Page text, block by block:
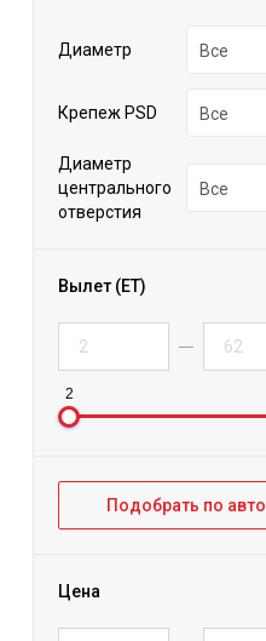
Диаметр Все
Крепеж PSD Все
Диаметр
центрального
отверстия
Все
Вылет (ET)
2
Подобрать по авто
Цена